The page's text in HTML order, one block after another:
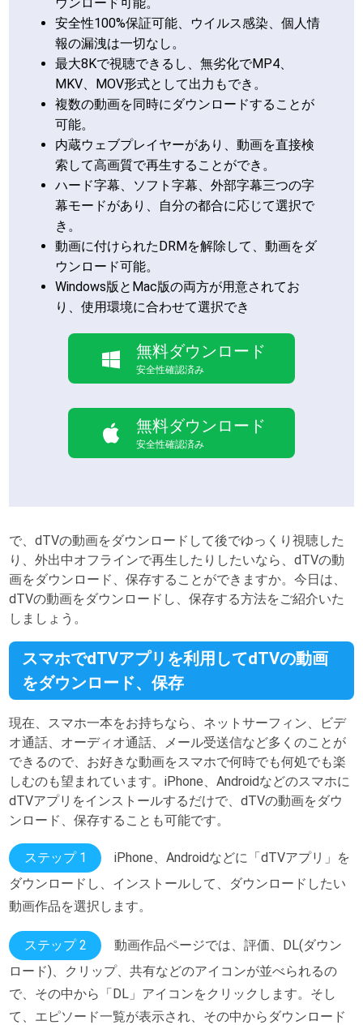
安全性100%保証可能、ウイルス感染、個人情
報の漏洩は一切なし。
最大8Kで視聴できるし、無劣化でMP4、
MKV、MOV形式として出力もでき。
複数の動画を同時にダウンロードすることが
可能。
内蔵ウェブプレイヤーがあり、動画を直接検
索して高画質で再生することができ。
ハード字幕、ソフト字幕、外部字幕三つの字
幕モードがあり、自分の都合に応じて選択で
き。
動画に付けられたDRMを解除して、動画をダ
ウンロード可能。
Windows版とMac版の両方が用意されてお
り、使用環境に合わせて選択でき
無料ダウンロード
安全性確認済み
無料ダウンロード
安全性確認済み
で、dTVの動画をダウンロードして後でゆっくり視聴した
り、外出中オフラインで再生したりしたいなら、dTVの動
画をダウンロード、保存することができますか。今日は、
dTVの動画をダウンロードし、保存する方法をご紹介いた
しましょう。
スマホでdTVアプリを利用してdTVの動画
をダウンロード、保存
現在、スマホ一本をお持ちなら、ネットサーフィン、ビデ
オ通話、オーディオ通話、メール受送信など多くのことが
できるので、お好きな動画をスマホで何時でも何処でも楽
しむのも望まれています。iPhone、Androidなどのスマホに
dTVアプリをインストールするだけで、dTVの動画をダウ
ンロード、保存することも可能です。
ステップ 1
iPhone、Androidなどに「dTVアプリ」を
ダウンロードし、インストールして、ダウンロードしたい
動画作品を選択します。
ステップ 2
動画作品ページでは、評価、DL(ダウン
ロード)、クリップ、共有などのアイコンが並べられるの
で、その中から「DL」アイコンをクリックします。そし
て、エピソード一覧が表示され、その中からダウンロード